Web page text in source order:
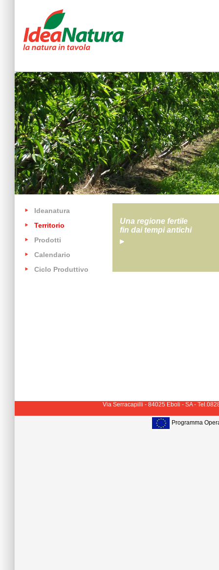
Una regione fertile
fin dai tempi antichi
Ideanatura
Territorio
Prodotti
Calendario
Ciclo Produttivo
Via Serracapilli - 84025 Eboli - SA -
Programma